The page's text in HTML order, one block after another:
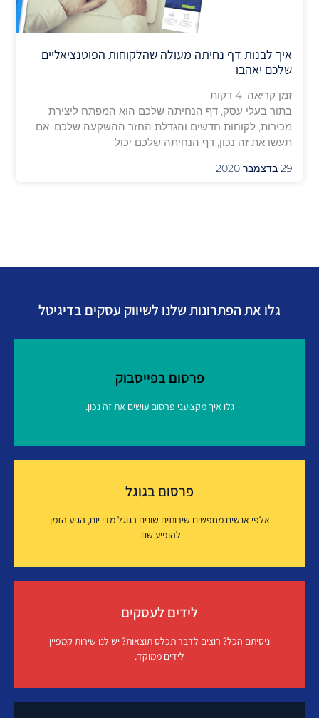
איך לבנות דף נחיתה מעולה שהלקוחות הפוטנציאליים
שלכם יאהבו
זמן קריאה:4 דקות
בתור בעלי עסק, דף הנחיתה שלכם הוא המפתח ליצירת
מכירות, לקוחות חדשים והגדלת החזר ההשקעה שלכם. אם
תעשו את זה נכון, דף הנחיתה שלכם יכול
29 בדצמבר 2020
גלו את הפתרונות שלנו לשיווק עסקים בדיגיטל
פרסום בפייסבוק
גלו איך מקצועני פרסום עושים את זה נכון.
פרסום בגוגל
אלפי אנשים מחפשים שירותים שונים בגוגל מדי יום, הגיע הזמן
להופיע שם.
איך זה עובד?
לידים לעסקים
ניסיתם הכל? רוצים לדבר תכלס תוצאות? יש לנו שירות קמפיין
לידים ממוקד.